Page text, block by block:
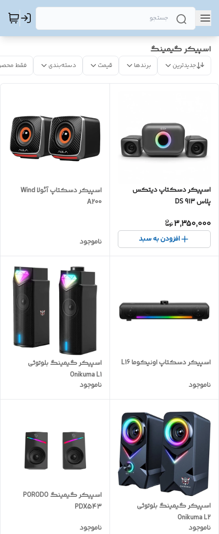
اسپیکر گیمینگ
جدیدترین برندها قیمت دسته‌بندی فقط
اسپیکر دسکتاپ دیتکس
پلاس DS 913
3,350,000
افزودن به سبد
اسپیکر دسکتاپ آئولا Wind
A200
ناموجود
اسپیکر دسکتاپ اونیکوما L16
ناموجود
اسپیکر گیمینگ بلوتوثی
Onikuma L1
ناموجود
اسپیکر گیمینگ بلوتوثی
Onikuma L2
ناموجود
اسپیکر گیمینگ PORODO
PDX543
ناموجود